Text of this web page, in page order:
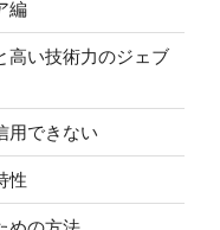
編
高い技術力のジェブ
用できない
性